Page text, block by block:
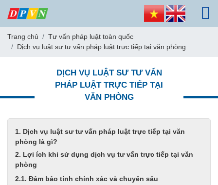
Trang chủ
Tư vấn pháp luật toàn quốc
Dịch vụ luật sư tư vấn pháp luật trực tiếp tại văn phòng
DỊCH VỤ LUẬT SƯ TƯ VẤN
PHÁP LUẬT TRỰC TIẾP TẠI
VĂN PHÒNG
1. Dịch vụ luật sư tư vấn pháp luật trực tiếp tại văn
phòng là gì?
2. Lợi ích khi sử dụng dịch vụ tư vấn trực tiếp tại văn
phòng
2.1. Đảm bảo tính chính xác và chuyên sâu